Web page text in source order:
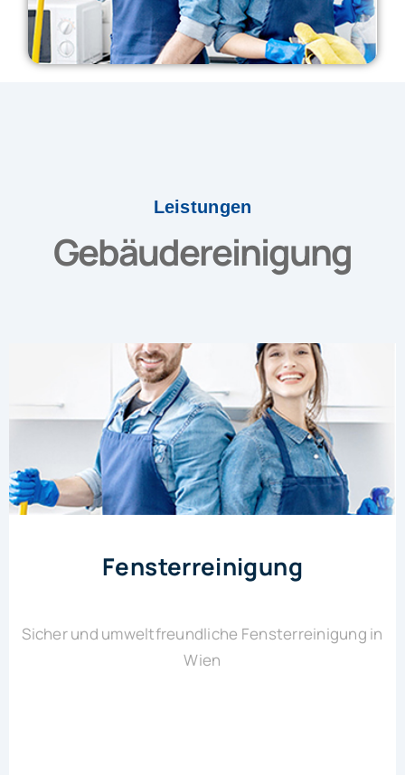
Leistungen
Gebäudereinigung
Fensterreinigung
Sicher und umweltfreundliche Fensterreinigung in
Wien